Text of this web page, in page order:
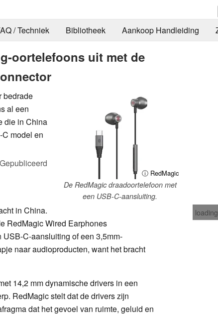
/ Techniek Bibliotheek Aankoop Handleiding
oortelefoons uit met de
ⓘ RedMagic
De RedMagic draadoortelefoon met
een USB-C-aansluiting.
bedrade
al een
die in China
model en
Gepubliceerd
in China.
RedMagic Wired Earphones
C-aansluiting of een 3,5mm-
naar audioproducten, want het bracht
14,2 mm dynamische drivers in een
RedMagic stelt dat de drivers zijn
dat het gevoel van ruimte, geluid en